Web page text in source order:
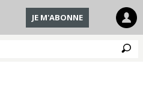
JE M'ABONNE